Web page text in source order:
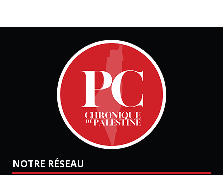
NOTRE RÉSEAU